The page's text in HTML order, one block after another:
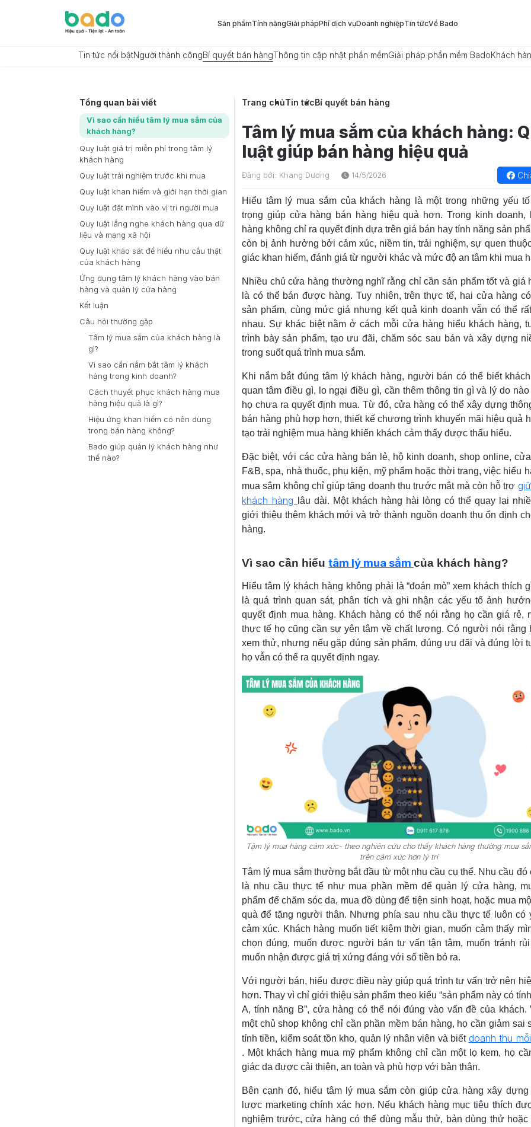
Sản phẩmTính năngGiải phápPhí dịch vụDoanh nghiệpTin tứcVề Bado
Tin tức nổi bậtNgười thành côngBí quyết bán hàngThông tin cập nhật phần mềmGiải pháp phần mềm BadoKhách
Tổng quan bài viết
Vì sao cần hiểu tâm lý mua sắm của
khách hàng?
Quy luật giá trị miễn phí trong tâm lý
khách hàng
Quy luật trải nghiệm trước khi mua
Quy luật khan hiếm và giới hạn thời gian
Quy luật đặt mình vào vị trí người mua
Quy luật lắng nghe khách hàng qua dữ
liệu và mạng xã hội
Quy luật khảo sát để hiểu nhu cầu thật
của khách hàng
Ứng dụng tâm lý khách hàng vào bán
hàng và quản lý cửa hàng
Kết luận
Câu hỏi thường gặp
Tâm lý mua sắm của khách hàng là
gì?
Vì sao cần nắm bắt tâm lý khách
hàng trong kinh doanh?
Cách thuyết phục khách hàng mua
hàng hiệu quả là gì?
Hiệu ứng khan hiếm có nên dùng
trong bán hàng không?
Bado giúp quản lý khách hàng như
thế nào?
Trang chủTin tứcBí quyết bán hàng
Tâm lý mua sắm của khách hàng:
luật giúp bán hàng hiệu quả
Đăng bởi: Khang Dương 14/5/2026
Hiểu tâm lý mua sắm của khách hàng là một trong những yếu
trọng giúp cửa hàng bán hàng hiệu quả hơn. Trong kinh doanh,
hàng không chỉ ra quyết định dựa trên giá bán hay tính năng sản
còn bị ảnh hưởng bởi cảm xúc, niềm tin, trải nghiệm, sự quen
giác khan hiếm, đánh giá từ người khác và mức độ an tâm khi mua
Nhiều chủ cửa hàng thường nghĩ rằng chỉ cần sản phẩm tốt và giá
là có thể bán được hàng. Tuy nhiên, trên thực tế, hai cửa hàng
sản phẩm, cùng mức giá nhưng kết quả kinh doanh vẫn có thể
nhau. Sự khác biệt nằm ở cách mỗi cửa hàng hiểu khách hàng,
trình bày sản phẩm, tạo ưu đãi, chăm sóc sau bán và xây dựng
trong suốt quá trình mua sắm.
Khi nắm bắt đúng tâm lý khách hàng, người bán có thể biết
quan tâm điều gì, lo ngại điều gì, cần thêm thông tin gì và lý do nào
họ chưa ra quyết định mua. Từ đó, cửa hàng có thể xây dựng
bán hàng phù hợp hơn, thiết kế chương trình khuyến mãi hiệu quả
tạo trải nghiệm mua hàng khiến khách cảm thấy được thấu hiểu.
Đặc biệt, với các cửa hàng bán lẻ, hộ kinh doanh, shop online,
F&B, spa, nhà thuốc, phụ kiện, mỹ phẩm hoặc thời trang, việc hiểu
mua sắm không chỉ giúp tăng doanh thu trước mắt mà còn hỗ trợ
khách hàng
lâu dài. Một khách hàng hài lòng có thể quay lại
giới thiệu thêm khách mới và trở thành nguồn doanh thu ổn định
hàng.
Vì sao cần hiểu tâm lý mua sắm của khách hàng?
Hiểu tâm lý khách hàng không phải là “đoán mò” xem khách thích
là quá trình quan sát, phân tích và ghi nhận các yếu tố ảnh
quyết định mua hàng. Khách hàng có thể nói rằng họ cần giá rẻ,
thực tế họ cũng cần sự yên tâm về chất lượng. Có người nói rằng
xem thử, nhưng nếu gặp đúng sản phẩm, đúng ưu đãi và đúng lời
họ vẫn có thể ra quyết định ngay.
Tậm lý mua hàng cảm xúc- theo nghiên cứu cho thấy khách hàng thường mua
trên cảm xúc hơn lý trí
Tâm lý mua sắm thường bắt đầu từ một nhu cầu cụ thể. Nhu cầu đó
là nhu cầu thực tế như mua phần mềm để quản lý cửa hàng,
phẩm để chăm sóc da, mua đồ dùng để tiện sinh hoạt, hoặc mua
quà để tặng người thân. Nhưng phía sau nhu cầu thực tế luôn có
cảm xúc. Khách hàng muốn tiết kiệm thời gian, muốn cảm thấy
chọn đúng, muốn được người bán tư vấn tận tâm, muốn tránh
muốn nhận được giá trị xứng đáng với số tiền bỏ ra.
Với người bán, hiểu được điều này giúp quá trình tư vấn trở nên
hơn. Thay vì chỉ giới thiệu sản phẩm theo kiểu “sản phẩm này có
A, tính năng B”, cửa hàng có thể nói đúng vào vấn đề của khách.
một chủ shop không chỉ cần phần mềm bán hàng, họ cần giảm sai
tính tiền, kiểm soát tồn kho, quản lý nhân viên và biết doanh thu
. Một khách hàng mua mỹ phẩm không chỉ cần một lọ kem, họ
giác da được cải thiện, an toàn và phù hợp với bản thân.
Bên cạnh đó, hiểu tâm lý mua sắm còn giúp cửa hàng xây dựng
lược marketing chính xác hơn. Nếu khách hàng mục tiêu thích
nghiệm trước, cửa hàng có thể dùng mẫu thử, bản dùng thử hoặc